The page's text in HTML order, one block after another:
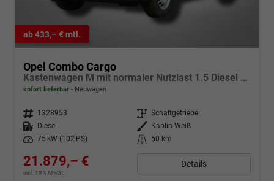
ab 433,– € mtl.
Opel Combo Cargo
Kastenwagen M mit normaler Nutzlast 1.5 Diesel 6-Gang
sofort lieferbar Neuwagen
Fahrzeugnr. 1328953 Getriebe Schaltgetriebe
Kraftstoff
Diesel Außenfarbe
Kaolin-Weiß
Leistung
75 kW (102 PS) Kilometerstand 50 km
21.879,– €
incl. 19% MwSt.
Details